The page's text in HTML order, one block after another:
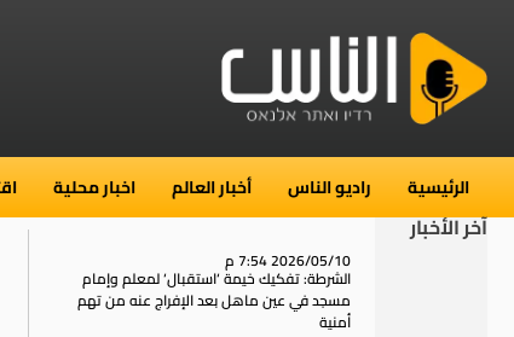
الرئيسية راديو الناس أخبار العالم اخبار محلية
آخر الأخبار
2026/05/10 7:54 م
الشرطة: تفكيك خيمة ‘استقبال‘ لمعلم وإمام
مسجد في عين ماهل بعد الإفراج عنه من تهم
أمنية